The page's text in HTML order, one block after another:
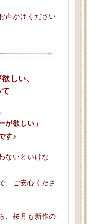
声がけください
しい、
が欲しい」
す♪
ないといけな
、ご安心くださ
、桜月も新作の